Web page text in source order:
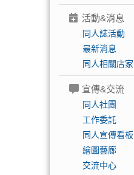
活動&消息
同人誌活動
最新消息
同人相關店家
宣傳&交流
同人社團
工作委託
同人宣傳看板
繪圖藝廊
交流中心